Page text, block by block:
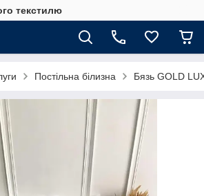
текстилю
Постільна білизна Бязь GOLD